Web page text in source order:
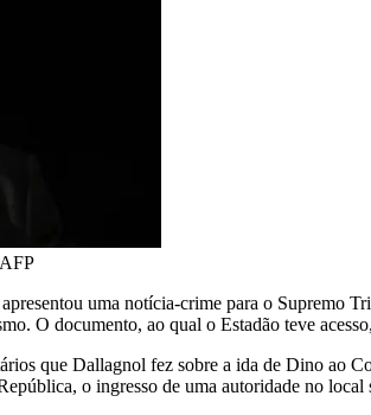
uma notícia-crime para o Supremo
O documento, ao qual o Estadão teve
que Dallagnol fez sobre a ida de Dino ao
o ingresso de uma autoridade no